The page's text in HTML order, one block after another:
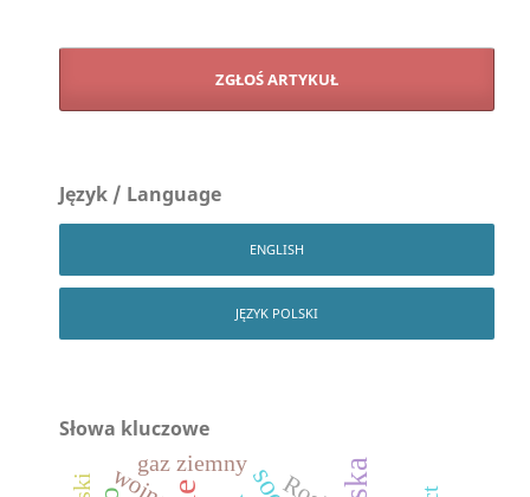
ZGŁOŚ ARTYKUŁ
Język / Language
ENGLISH
JĘZYK POLSKI
Słowa kluczowe
gaz ziemny